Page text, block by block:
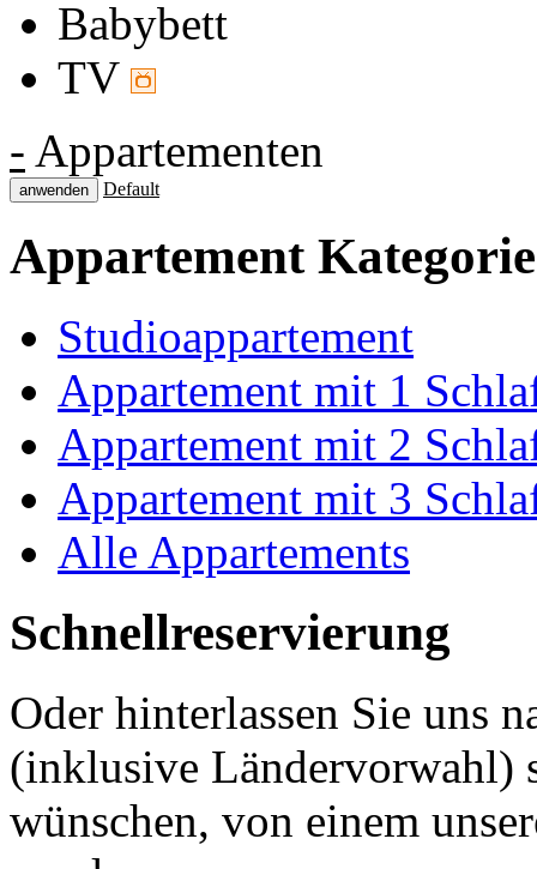
Babybett
TV
- Appartementen
anwenden Default
Appartement
Studioappartement
Appartement mit 1
Appartement mit 2
Appartement mit 3
Alle Appartements
Schnellreservierung
Oder hinterlassen Sie uns
(inklusive Ländervorwahl)
wünschen, von einem